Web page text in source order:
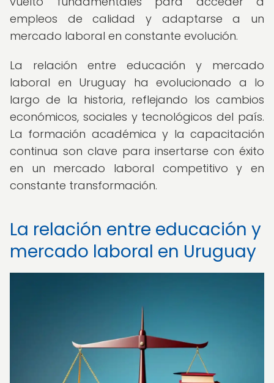
empleos de calidad y adaptarse a un
mercado laboral en constante evolución.
La relación entre educación y mercado
laboral en Uruguay ha evolucionado a lo
largo de la historia, reflejando los cambios
económicos, sociales y tecnológicos del país.
La formación académica y la capacitación
continua son clave para insertarse con éxito
en un mercado laboral competitivo y en
constante transformación.
La relación entre educación y
mercado laboral en Uruguay